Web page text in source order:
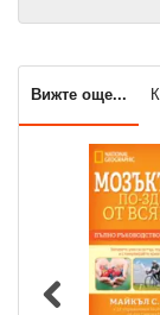
Вижте още...